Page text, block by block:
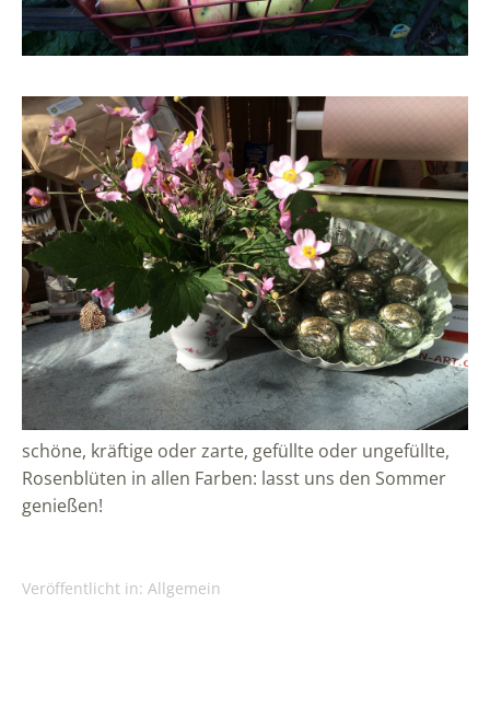
schöne, kräftige oder zarte, gefüllte oder ungefüllte,
Rosenblüten in allen Farben: lasst uns den Sommer
genießen!
Veröffentlicht in: Allgemein